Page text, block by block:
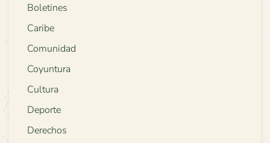
Boletines
Caribe
Comunidad
Coyuntura
Cultura
Deporte
Derechos